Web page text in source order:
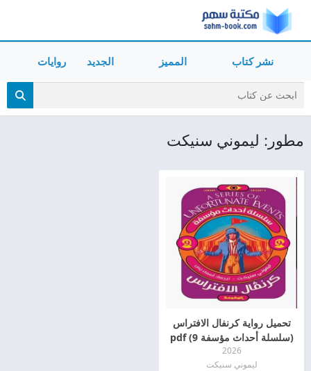
نشر كتاب المميز الجديد روايات
مطور: ليموني سنيكت
تحميل رواية كرنفال الافتراس
(سلسلة أحداث مؤسفة 9) pdf
2026
ليموني سنيكت